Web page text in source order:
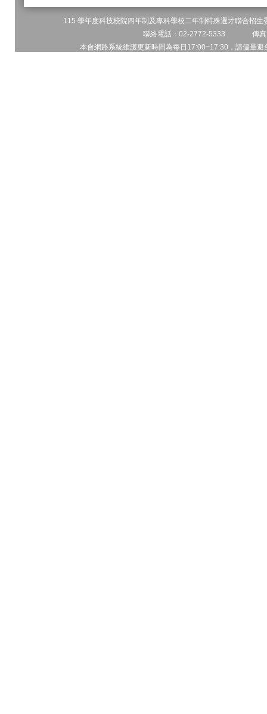
115 學年度科技校院四年制及專科學校二年制特殊選才聯合
聯絡電話：02-2772-5333 傳
本會網路系統維護更新時間為每日17:00~17:30，請儘量